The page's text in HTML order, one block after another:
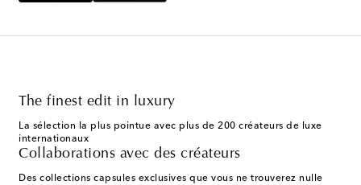
The finest edit in luxury
La sélection la plus pointue avec plus de 200 créateurs de luxe
internationaux
Collaborations avec des créateurs
Des collections capsules exclusives que vous ne trouverez nulle